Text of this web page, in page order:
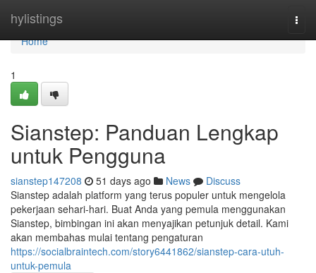
hylistings
Home
Home
1
Sianstep: Panduan Lengkap
untuk Pengguna
sianstep147208 51 days ago News
Discuss
Sianstep adalah platform yang terus populer untuk mengelola
pekerjaan sehari-hari. Buat Anda yang pemula menggunakan
Sianstep, bimbingan ini akan menyajikan petunjuk detail. Kami
akan membahas mulai tentang pengaturan
https://socialbraintech.com/story6441862/sianstep-cara-utuh-
untuk-pemula